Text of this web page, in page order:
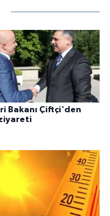
Bakanı Çiftçi'den